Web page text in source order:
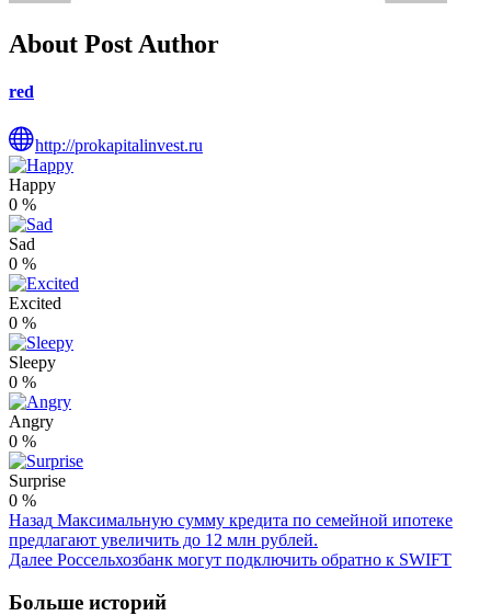
About Post Author
red
http://prokapitalinvest.ru
Happy
0 %
Sad
0 %
Excited
0 %
Sleepy
0 %
Angry
0 %
Surprise
0 %
Post
Navigation
Назад Максимальную сумму кредита по семейной ипотеке
предлагают увеличить до 12 млн рублей.
Далее Россельхозбанк могут подключить обратно к SWIFT
Больше историй